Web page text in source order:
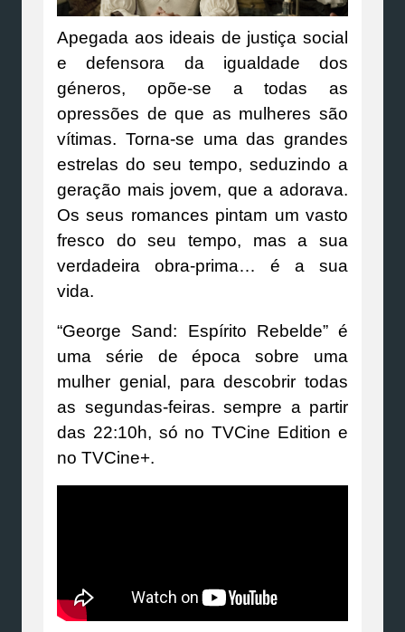
Apegada aos ideais de justiça social
e defensora da igualdade dos
géneros, opõe-se a todas as
opressões de que as mulheres são
vítimas. Torna-se uma das grandes
estrelas do seu tempo, seduzindo a
geração mais jovem, que a adorava.
Os seus romances pintam um vasto
fresco do seu tempo, mas a sua
verdadeira obra-prima… é a sua
vida.
“George Sand: Espírito Rebelde” é
uma série de época sobre uma
mulher genial, para descobrir todas
as segundas-feiras. sempre a partir
das 22:10h, só no TVCine Edition e
no TVCine+.